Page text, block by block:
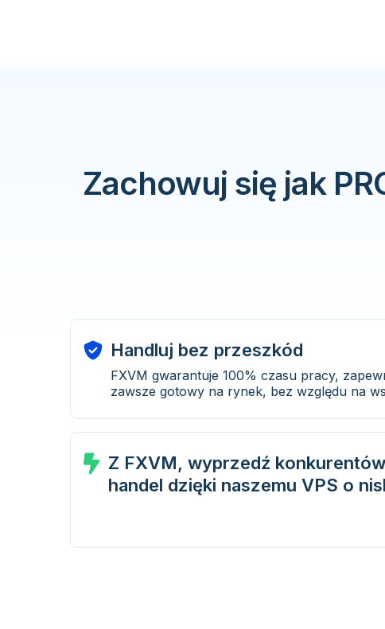
Zachowuj się jak
Handluj bez przeszkód
FXVM gwarantuje 100% czasu pracy,
zawsze gotowy na rynek, bez względu na
Z FXVM, wyprzedź
handel dzięki naszemu VPS o